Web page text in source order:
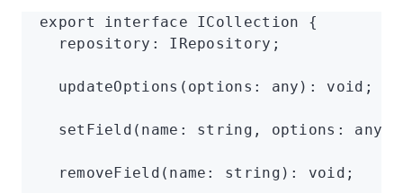
export interface ICollection {
  repository
: IRepository ;
  updateOptions
(options : any ) : void ;
  setField
(name : string , options : any
  removeField
(name : string ) : void ;